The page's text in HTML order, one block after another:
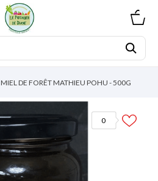
MIEL DE FORÊT MATHIEU POHU - 500G
0